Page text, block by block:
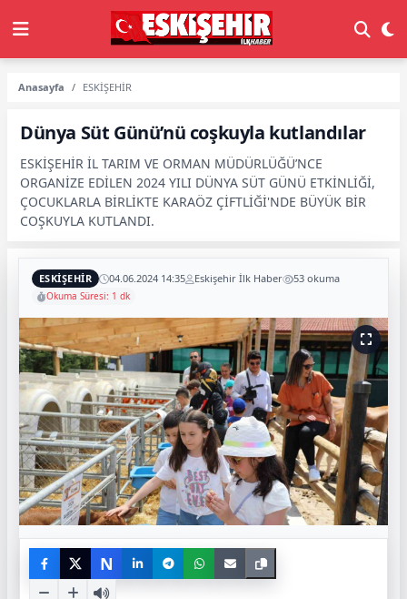
Anasayfa ESKİŞEHİR
Dünya Süt Günü’nü coşkuyla kutlandılar
ESKİŞEHİR İL TARIM VE ORMAN MÜDÜRLÜĞÜ’NCE
ORGANİZE EDİLEN 2024 YILI DÜNYA SÜT GÜNÜ ETKİNLİĞİ,
ÇOCUKLARLA BİRLİKTE KARAÖZ ÇİFTLİĞİ'NDE BÜYÜK BİR
COŞKUYLA KUTLANDI.
ESKİŞEHİR 04.06.2024 14:35 Eskişehir İlk Haber 53 okuma
Okuma Süresi: 1 dk
N